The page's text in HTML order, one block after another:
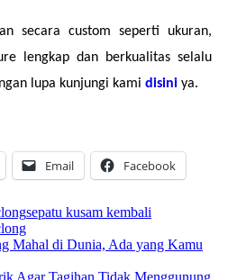
secara custom seperti ukuran,
lengkap dan berkualitas selalu
lupa kunjungi kami disini ya.
Email Facebook
sepatu kusam kembali
Mahal di Dunia, Ada yang Kamu
Agar Tagihan Tidak Menggunung